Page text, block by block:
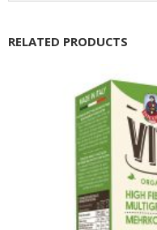
RELATED PRODUCTS